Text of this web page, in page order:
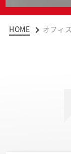
HOME オフィ